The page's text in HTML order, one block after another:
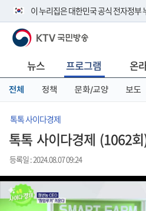
이 누리집은 대한민국 공식 전자정부
공식 누리집 주소 확인하기
니다.
이밖에 or.kr 또는 .kr등 다른 도메인
서 도메인 주소를 확인해 보세요
KTV 국민방송
뉴스 프로그램 온
전체 정책 문화/교양 보도
톡톡 사이다경제
톡톡 사이다경제 (1062
등록일 : 2024.08.07 09:24